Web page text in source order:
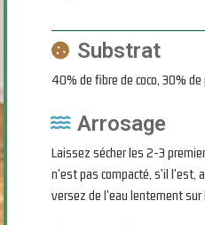
Substrat
40% de fibre de coco, 30%
Arrosage
Laissez sécher les 2-3
n'est pas compacté, s'il l'est,
versez de l'eau lentement